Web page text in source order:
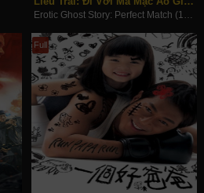
Erotic Ghost Story: Perfect Match (1997)
Full